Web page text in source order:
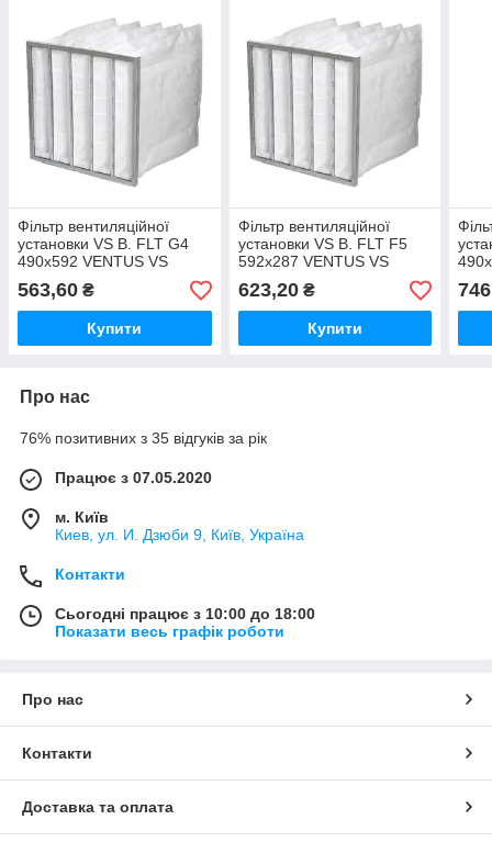
Фільтр вентиляційної
установки VS B. FLT G4
490x592 VENTUS VS
VENTUS VVS VENTUS N-
TYPE (NVS)
563,60 ₴
Купити
Фільтр вентиляційної
установки VS B. FLT F5
592x287 VENTUS VS
VENTUS VVS VENTUS N-
TYPE (NVS)
623,20₴
Купити
746
Про нас
76% позитивних з 35 відгуків за рік
Працює з 07.05.2020
м. Київ
Киев, ул. И. Дзюби 9, Київ, Україна
Контакти
Сьогодні працює з 10:00 до 18:00
Показати весь графік роботи
Про нас
Контакти
Доставка та оплата